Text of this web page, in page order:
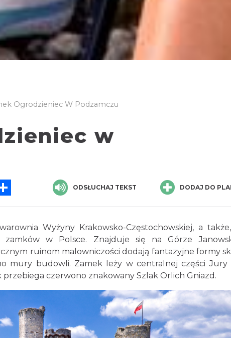
Ogrodzieniec W Podzamczu
w
ODSŁUCHAJ TEKST DODAJ DO
Wyżyny Krakowsko-Częstochowskiej, a
zamków w Polsce. Znajduje się na Górze
ruinom malowniczości dodają fantazyjne formy
mury budowli. Zamek leży w centralnej części Jury
czerwono znakowany Szlak Orlich Gniazd.